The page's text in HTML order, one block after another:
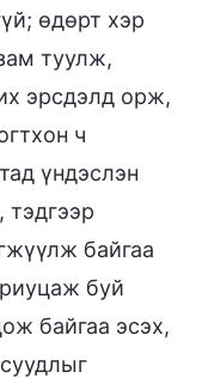
өдөрт хэр
туулж,
эрсдэлд орж,
ч
үндэслэн
тэдгээр
байгаа
буй
байгаа эсэх,